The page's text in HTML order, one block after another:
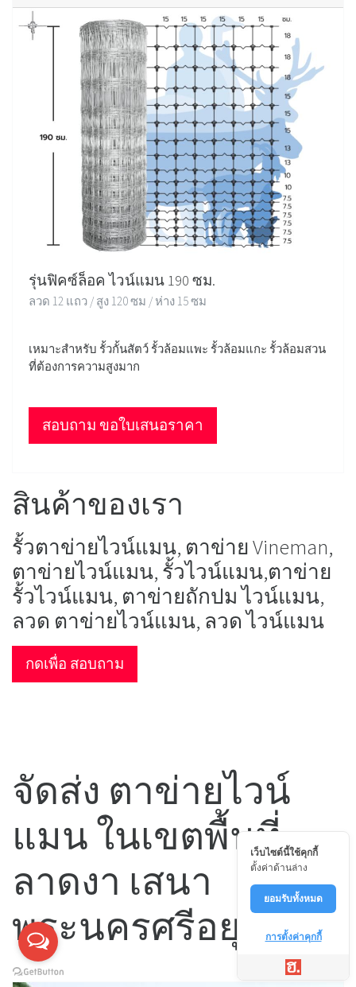
รุ่นฟิคซ์ล็อค ไวน์แมน 190 ซม.
ลวด 12 แถว / สูง 120 ซม / ห่าง 15 ซม
เหมาะสำหรับ รั้วกั้นสัตว์ รั้วล้อมแพะ รั้วล้อมแกะ รั้วล้อมสวน
ที่ต้องการความสูงมาก
สอบถาม ขอใบเสนอราคา
สินค้าของเรา
รั้วตาข่ายไวน์แมน, ตาข่าย Vineman,
ตาข่ายไวน์แมน, รั้วไวน์แมน,ตาข่าย
รั้วไวน์แมน, ตาข่ายถักปม ไวน์แมน,
ลวด ตาข่ายไวน์แมน, ลวด ไวน์แมน
กดเพื่อ สอบถาม
จัดส่ง ตาข่ายไวน์
แมน ในเขตพื้นที่
ลาดงา เสนา
พระนครศรีอยุธยา
เว็บไซต์นี้ใช้คุกกี้
ตั้งค่าด้านล่าง
ยอมรับทั้งหมด
การตั้งค่าคุกกี้